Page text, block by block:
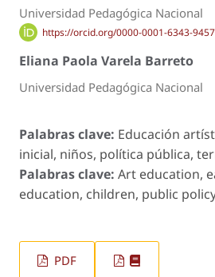
Universidad Pedagógica Nacional
https://orcid.org/0000-0001-6343-9457
Eliana Paola Varela Barreto
Universidad Pedagógica Nacional
Palabras clave: Educación
inicial, niños, política pública,
Palabras clave: Art education,
education, children, public
PDF